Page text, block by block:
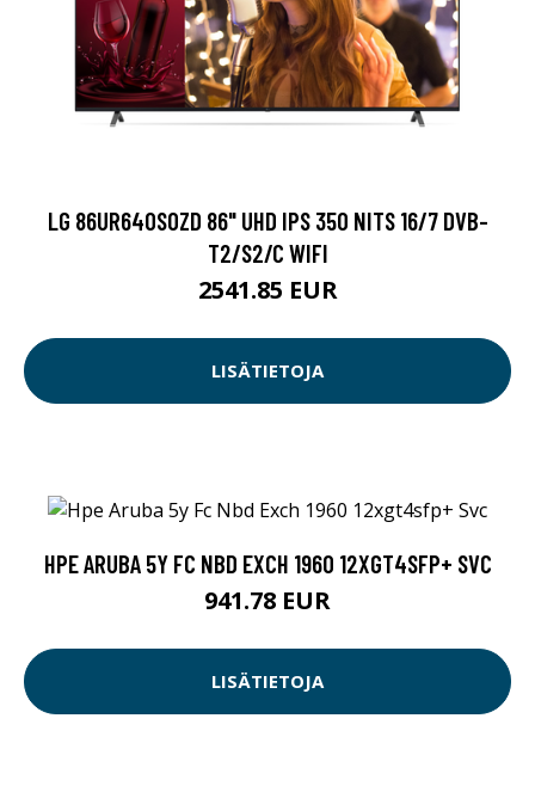
LG 86UR640S0ZD 86" UHD IPS 350 NITS 16/7 DVB-
T2/S2/C WIFI
2541.85 EUR
LISÄTIETOJA
HPE ARUBA 5Y FC NBD EXCH 1960 12XGT4SFP+ SVC
941.78 EUR
LISÄTIETOJA